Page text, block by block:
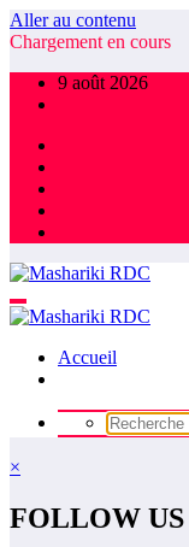
Aller au contenu
Chargement en cours
9 août 2026
Accueil
×
FOLLOW US